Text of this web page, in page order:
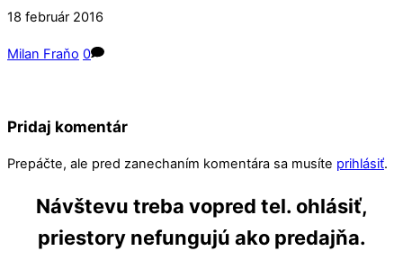
Close
Close
18 február 2016
Milan Fraňo 0
Pridaj komentár
Prepáčte, ale pred zanechaním komentára sa musíte prihlásiť.
Návštevu treba vopred tel. ohlásiť,
priestory nefungujú ako predajňa.